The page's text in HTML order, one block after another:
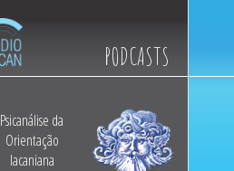
PODCASTS
Psicanálise da
Orientação
lacaniana